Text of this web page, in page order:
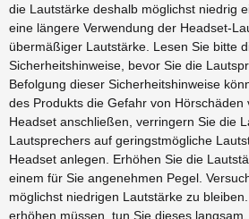
die Lautstärke deshalb möglichst niedrig
eine längere Verwendung der Headset-
übermäßiger Lautstärke. Lesen Sie bitte
Sicherheitshinweise, bevor Sie die
Befolgung dieser Sicherheitshinweise
des Produkts die Gefahr von
Headset anschließen, verringern Sie die
Lautsprechers auf geringstmögliche
Headset anlegen. Erhöhen Sie die
einem für Sie angenehmen Pegel.
möglichst niedrigen Lautstärke zu
erhöhen müssen, tun Sie dieses